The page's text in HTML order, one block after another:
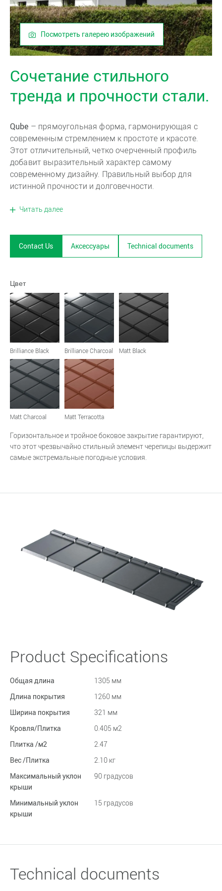
Посмотреть галерею изображений
Сочетание стильного
тренда и прочности стали.
Qube – прямоугольная форма, гармонирующая с
современным стремлением к простоте и красоте.
Этот отличительный, четко очерченный профиль
добавит выразительный характер самому
современному дизайну. Правильный выбор для
истинной прочности и долговечности.
Читать далее
Contact Us Аксессуары Technical documents
Цвет
Brilliance Black Brilliance Charcoal Matt Black
Matt Charcoal Matt Terracotta
Горизонтальное и тройное боковое закрытие гарантируют,
что этот чрезвычайно стильный элемент черепицы выдержит
самые экстремальные погодные условия.
Product Specifications
Общая длина
1305 мм
Длина покрытия
1260 мм
Ширина покрытия
321 мм
Кровля/Плитка
0.405 м2
Плитка /м2
2.47
Вес /Плитка
2.10 кг
Максимальный уклон
крыши
90 градусов
Минимальный уклон
крыши
15 градусов
Technical documents